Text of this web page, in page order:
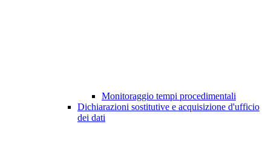
Monitoraggio tempi procedimentali
Dichiarazioni sostitutive e acquisizione d'ufficio
dei dati